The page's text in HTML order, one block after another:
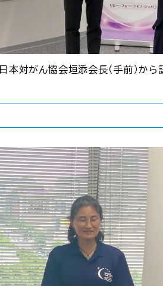
日本対がん協会垣添会長（手前）か